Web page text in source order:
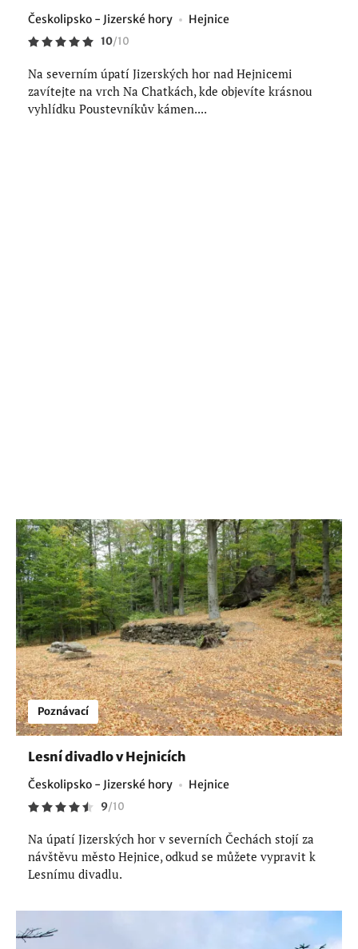
Českolipsko - Jizerské hory Hejnice
10/10
Na severním úpatí Jizerských hor nad Hejnicemi
zavítejte na vrch Na Chatkách, kde objevíte krásnou
vyhlídku Poustevníkův kámen....
Poznávací
Lesní divadlo v Hejnicích
Českolipsko - Jizerské hory Hejnice
9/10
Na úpatí Jizerských hor v severních Čechách stojí za
návštěvu město Hejnice, odkud se můžete vypravit k
Lesnímu divadlu.